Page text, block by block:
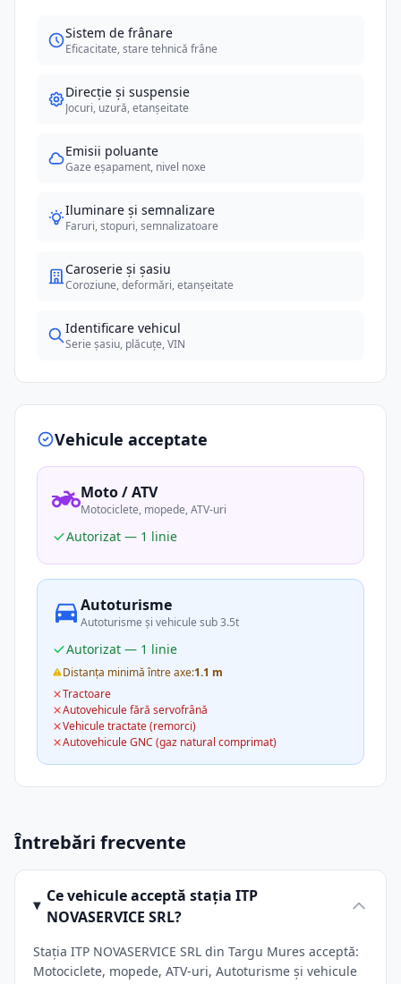
Sistem de frânare
Eficacitate, stare tehnică frâne
Direcție și suspensie
Jocuri, uzură, etanșeitate
Emisii poluante
Gaze eșapament, nivel noxe
Iluminare și semnalizare
Faruri, stopuri, semnalizatoare
Caroserie și șasiu
Coroziune, deformări, etanșeitate
Identificare vehicul
Serie șasiu, plăcuțe, VIN
Vehicule acceptate
Moto / ATV
Motociclete, mopede, ATV-uri
Autorizat — 1 linie
Autoturisme
Autoturisme și vehicule sub 3.5t
Autorizat — 1 linie
Distanța minimă între axe:1.1 m
Tractoare
Autovehicule fără servofrână
Vehicule tractate (remorci)
Autovehicule GNC (gaz natural comprimat)
Întrebări frecvente
Ce vehicule acceptă stația ITP
NOVASERVICE SRL?
Stația ITP NOVASERVICE SRL din Targu Mures acceptă:
Motociclete, mopede, ATV-uri, Autoturisme și vehicule